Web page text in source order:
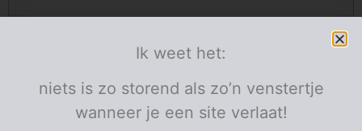
voetselder laat deze goed uitlekken
30 g
bloem
melk
gemalen kaas
Ik weet het:
niets is zo storend als zo’n venstertje
wanneer je een site verlaat!